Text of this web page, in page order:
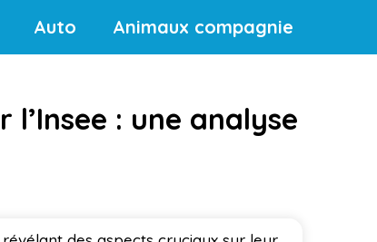
Auto Animaux compagnie
: une analyse